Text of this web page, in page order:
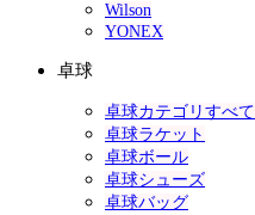
Wilson
YONEX
卓球
卓球カテゴリすべて
卓球ラケット
卓球ボール
卓球シューズ
卓球バッグ